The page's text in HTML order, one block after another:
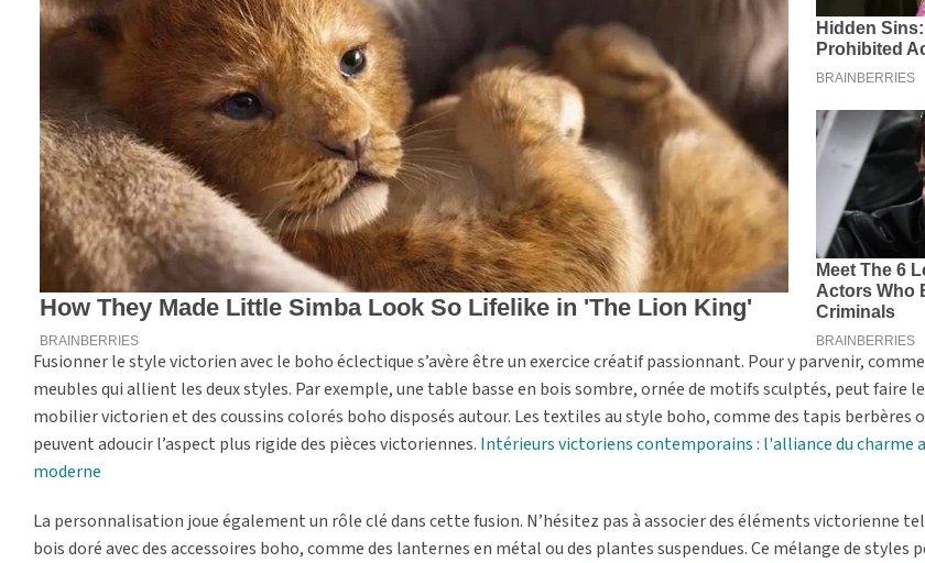
Fusionner le style victorien avec le boho éclectique s’avère être un exercice créatif passionnant. Pour y parvenir,
meubles qui allient les deux styles. Par exemple, une table basse en bois sombre, ornée de motifs sculptés, peut faire
mobilier victorien et des coussins colorés boho disposés autour. Les textiles au style boho, comme des tapis berbères
peuvent adoucir l’aspect plus rigide des pièces victoriennes. Intérieurs victoriens contemporains : l'alliance du charme
moderne
La personnalisation joue également un rôle clé dans cette fusion. N’hésitez pas à associer des éléments victorienne
bois doré avec des accessoires boho, comme des lanternes en métal ou des plantes suspendues. Ce mélange de styles